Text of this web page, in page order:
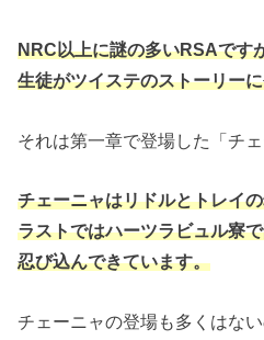
NRC以上に謎の多いRSAです
生徒がツイステのストーリー
それは第一章で登場した「チェ
チェーニャはリドルとトレイ
ラストではハーツラビュル寮
忍び込んできています。
チェーニャの登場も多くはな